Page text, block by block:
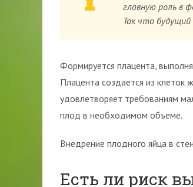
главную роль в
Так что
Формируется плацента,
Плацента создается из клеток
удовлетворяет требованиям
плод в необходимом объеме.
Внедрение плодного яйца в
Есть ли риск